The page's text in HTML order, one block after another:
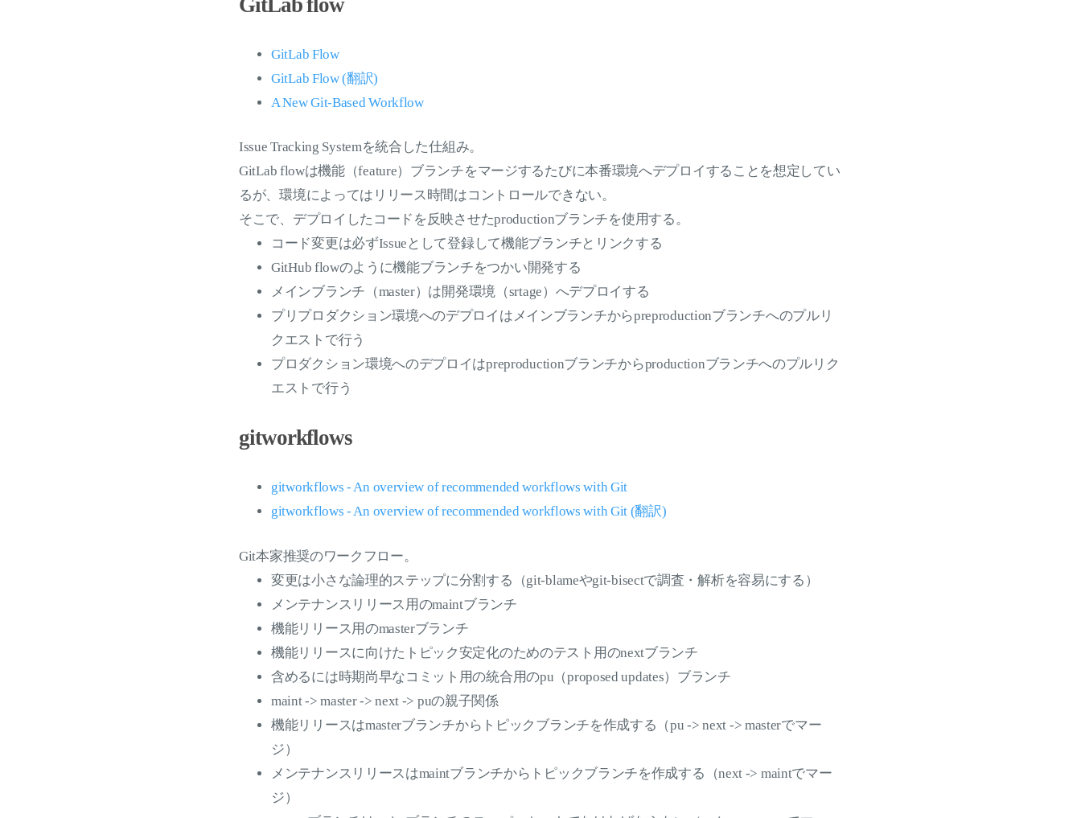
GitLab Flow
GitLab Flow (翻訳)
A New Git-Based Workflow
Issue Tracking Systemを統合した仕組み。
GitLab flowは機能（feature）ブランチをマージするたびに本番環境へデプロイすることを想定してい
るが、環境によってはリリース時間はコントロールできない。
そこで、デプロイしたコードを反映させたproductionブランチを使用する。
コード変更は必ずIssueとして登録して機能ブランチとリンクする
GitHub flowのように機能ブランチをつかい開発する
メインブランチ（master）は開発環境（srtage）へデプロイする
プリプロダクション環境へのデプロイはメインブランチからpreproductionブランチへのプルリ
クエストで行う
プロダクション環境へのデプロイはpreproductionブランチからproductionブランチへのプルリク
エストで行う
gitworkflows
gitworkflows - An overview of recommended workflows with Git
gitworkflows - An overview of recommended workflows with Git (翻訳)
Git本家推奨のワークフロー。
変更は小さな論理的ステップに分割する（git-blameやgit-bisectで調査・解析を容易にする）
メンテナンスリリース用のmaintブランチ
機能リリース用のmasterブランチ
機能リリースに向けたトピック安定化のためのテスト用のnextブランチ
含めるには時期尚早なコミット用の統合用のpu（proposed updates）ブランチ
maint -> master -> next -> puの親子関係
機能リリースはmasterブランチからトピックブランチを作成する（pu -> next -> masterでマー
ジ）
メンテナンスリリースはmaintブランチからトピックブランチを作成する（next -> maintでマー
ジ）